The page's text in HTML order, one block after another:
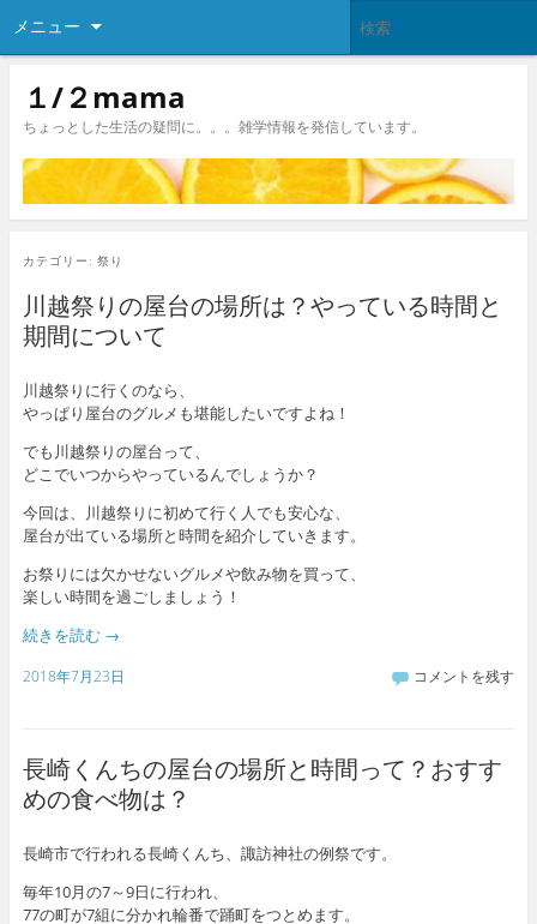
メニュー
１/２mama
ちょっとした生活の疑問に。。。雑学情報を発信しています。
カテゴリー: 祭り
川越祭りの屋台の場所は？やっている時間と
期間について
川越祭りに行くのなら、
やっぱり屋台のグルメも堪能したいですよね！
でも川越祭りの屋台って、
どこでいつからやっているんでしょうか？
今回は、川越祭りに初めて行く人でも安心な、
屋台が出ている場所と時間を紹介していきます。
お祭りには欠かせないグルメや飲み物を買って、
楽しい時間を過ごしましょう！
続きを読む →
2018年7月23日 コメントを残す
長崎くんちの屋台の場所と時間って？おすす
めの食べ物は？
長崎市で行われる長崎くんち、諏訪神社の例祭です。
毎年10月の7～9日に行われ、
77の町が7組に分かれ輪番で踊町をつとめます。